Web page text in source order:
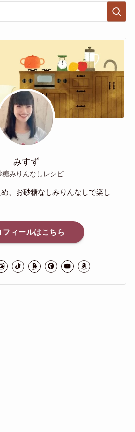
みすず
糖みりんなしレシピ
、お砂糖なしみりんなしで楽し
フィールはこちら